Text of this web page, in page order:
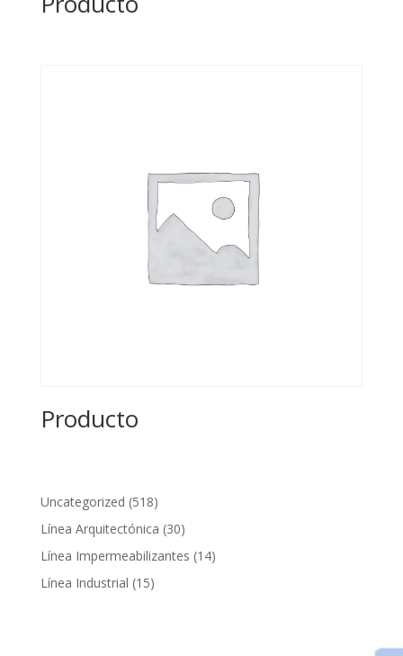
Producto
Uncategorized 518518
productos
Línea Arquitectónica 3030
productos
Línea Impermeabilizantes 1414
Línea Industrial 1515